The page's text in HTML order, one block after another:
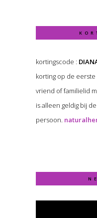
kortingscode :
korting op de
vriend of familielid
is alleen geldig bij
persoon.
Video